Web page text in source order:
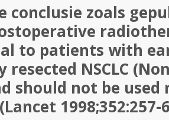
conclusie zoals
to patients with
resected NSCLC
should not be
1998;352:257-